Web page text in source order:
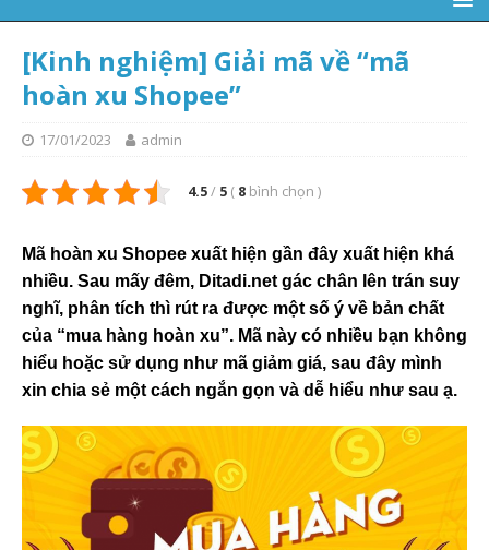
[Kinh nghiệm] Giải mã về “mã
hoàn xu Shopee”
17/01/2023 admin
4.5/ 5 ( 8 bình chọn )
Mã hoàn xu Shopee xuất hiện gần đây xuất hiện khá
nhiều. Sau mấy đêm, Ditadi.net gác chân lên trán suy
nghĩ, phân tích thì rút ra được một số ý về bản chất
của “mua hàng hoàn xu”. Mã này có nhiều bạn không
hiểu hoặc sử dụng như mã giảm giá, sau đây mình
xin chia sẻ một cách ngắn gọn và dễ hiểu như sau ạ.